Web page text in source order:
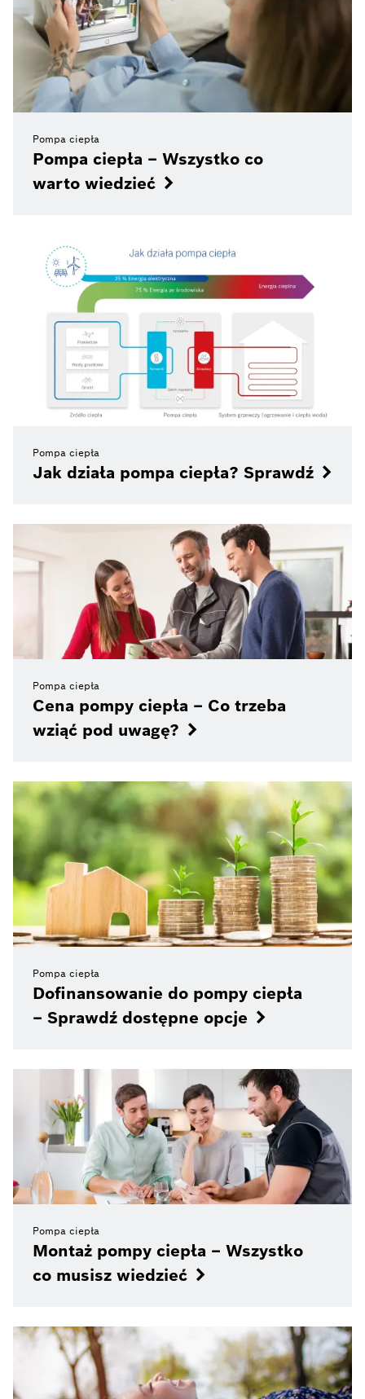
Pompa ciepła
Pompa ciepła – Wszystko co
warto wiedzieć
Pompa ciepła
Jak działa pompa ciepła? Sprawdź
Pompa ciepła
Cena pompy ciepła – Co trzeba
wziąć pod uwagę?
Pompa ciepła
Dofinansowanie do pompy ciepła
– Sprawdź dostępne opcje
Pompa ciepła
Montaż pompy ciepła – Wszystko
co musisz wiedzieć